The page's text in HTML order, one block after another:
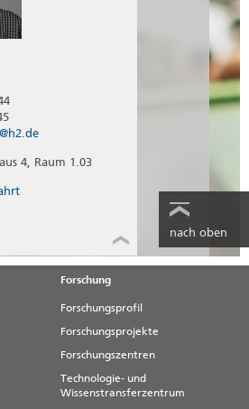
4, Raum 1.03
nach oben
Forschung
Forschungsprofil
Forschungsprojekte
Forschungszentren
Technologie- und
Wissenstransferzentrum